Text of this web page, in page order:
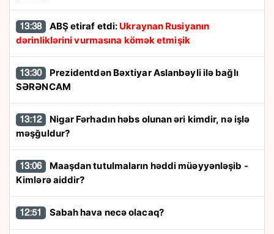
13:38 ABŞ etiraf etdi: Ukraynan Rusiyanın
dərinliklərini vurmasına kömək etmişik
13:30
SƏRƏNCAM
13:12
məşğuldur?
13:06
Kimlərə aiddir?
12:51 Sabah hava necə olacaq?